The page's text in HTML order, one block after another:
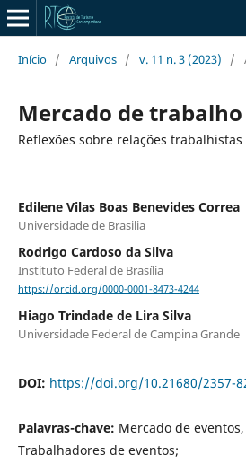
Início / Arquivos / v. 11 n. 3 (2023) /
Mercado de
Reflexões sobre relações
Edilene Vilas Boas Benevides Correa
Universidade de Brasilia
Rodrigo Cardoso da Silva
Instituto Federal de Brasília
https://orcid.org/0000-0001-8473-4244
Hiago Trindade de Lira Silva
Universidade Federal de Campina Grande
DOI: https://doi.org/10.21680/2357-
Palavras-chave: Mercado de
Trabalhadores de eventos;